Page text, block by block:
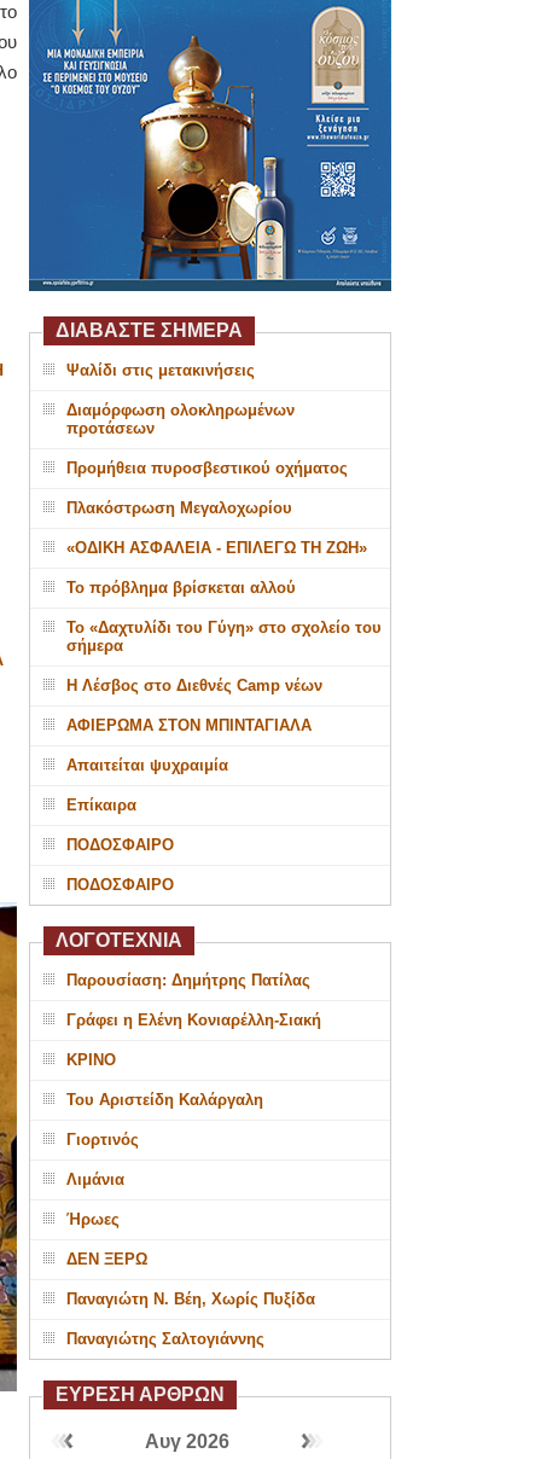
ΔΙΑΒΑΣΤΕ ΣΗΜΕΡΑ
Ψαλίδι στις μετακινήσεις
Διαμόρφωση ολοκληρωμένων
προτάσεων
Προμήθεια πυροσβεστικού οχήματος
Πλακόστρωση Μεγαλοχωρίου
«ΟΔΙΚΗ ΑΣΦΑΛΕΙΑ - ΕΠΙΛΕΓΩ ΤΗ ΖΩΗ»
Το πρόβλημα βρίσκεται αλλού
Το «Δαχτυλίδι του Γύγη» στο σχολείο του
σήμερα
Η Λέσβος στο Διεθνές Camp νέων
ΑΦΙΕΡΩΜΑ ΣΤΟΝ ΜΠΙΝΤΑΓΙΑΛΑ
Απαιτείται ψυχραιμία
Επίκαιρα
ΠΟΔΟΣΦΑΙΡΟ
ΠΟΔΟΣΦΑΙΡΟ
ΛΟΓΟΤΕΧΝΙΑ
Παρουσίαση: Δημήτρης Πατίλας
Γράφει η Ελένη Κονιαρέλλη-Σιακή
ΚΡΙΝΟ
Του Αριστείδη Καλάργαλη
Γιορτινός
Λιμάνια
Ήρωες
ΔΕΝ ΞΕΡΩ
Παναγιώτη Ν. Βέη, Χωρίς Πυξίδα
Παναγιώτης Σαλτογιάννης
ΕΥΡΕΣΗ ΑΡΘΡΩΝ
Αυγ 2026